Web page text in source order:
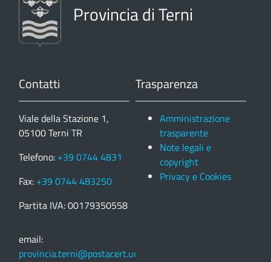
Provincia di Terni
Contatti
Viale della Stazione 1,
05100 Terni TR
Telefono: +39 0744 4831
Fax: +39 0744 483250
Partita IVA: 00179350558
email:
provincia.terni@postacert.umbria.it
Trasparenza
Amministrazione
trasparente
Note legali e
copyright
Privacy e Cookies